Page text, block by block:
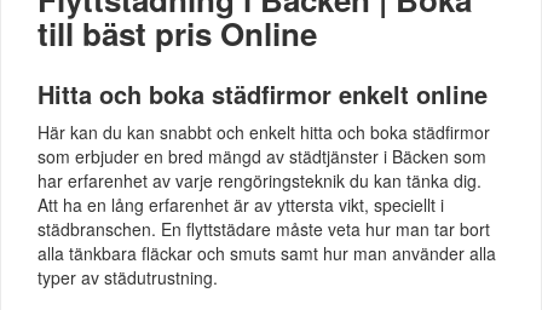
till bäst pris Online
Hitta och boka städfirmor enkelt online
Här kan du kan snabbt och enkelt hitta och boka städfirmor
som erbjuder en bred mängd av städtjänster i Bäcken som
har erfarenhet av varje rengöringsteknik du kan tänka dig.
Att ha en lång erfarenhet är av yttersta vikt, speciellt i
städbranschen. En flyttstädare måste veta hur man tar bort
alla tänkbara fläckar och smuts samt hur man använder alla
typer av städutrustning.